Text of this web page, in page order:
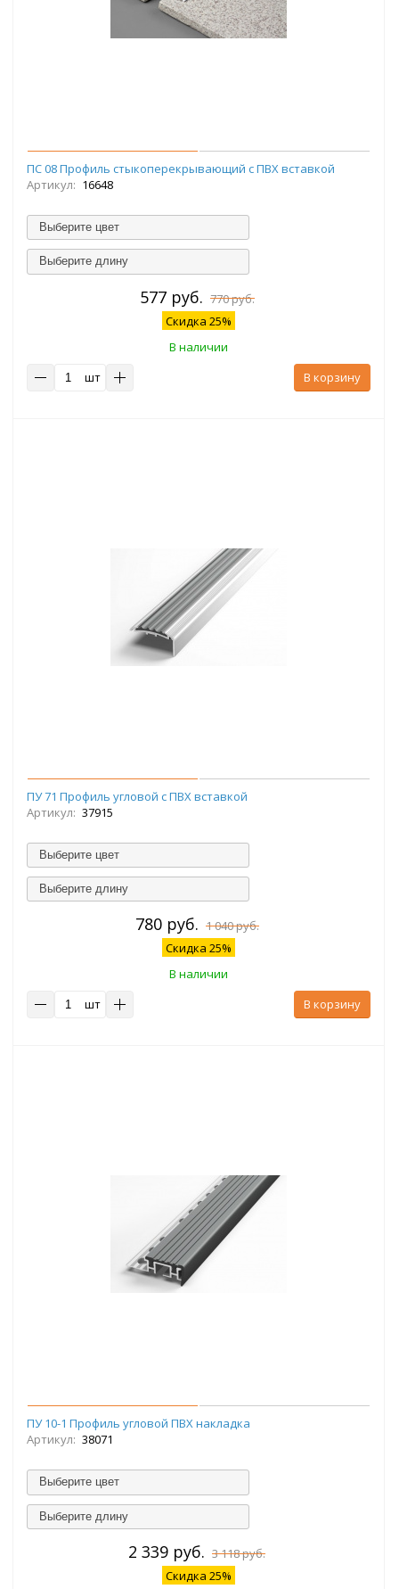
ПС 08 Профиль стыкоперекрывающий с ПВХ вставкой
Артикул: 16648
Выберите цвет
Выберите длину
577 руб. 770 руб.
Скидка 25%
В наличии
шт
В корзину
ПУ 71 Профиль угловой с ПВХ вставкой
Артикул: 37915
Выберите цвет
Выберите длину
780 руб. 1 040 руб.
Скидка 25%
В наличии
шт
В корзину
ПУ 10-1 Профиль угловой ПВХ накладка
Артикул: 38071
Выберите цвет
Выберите длину
2 339 руб. 3 118 руб.
Скидка 25%